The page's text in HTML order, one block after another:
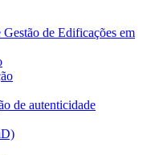
de Edificações em
de autenticidade